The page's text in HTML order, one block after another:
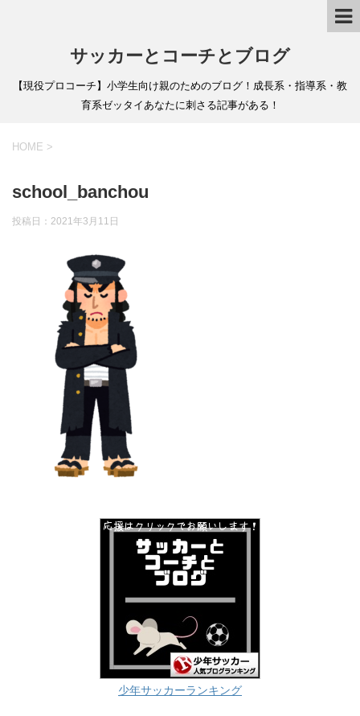
サッカーとコーチとブログ
【現役プロコーチ】小学生向け親のためのブログ！成長系・指導系・教
育系ゼッタイあなたに刺さる記事がある！
HOME >
school_banchou
投稿日： 2021年3月11日
少年サッカーランキング